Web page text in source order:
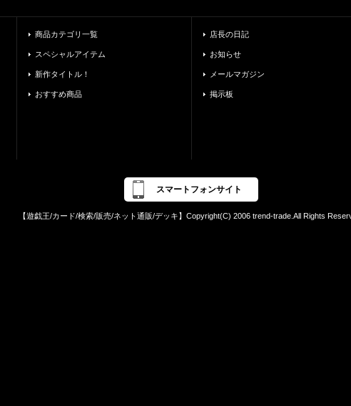
商品カテゴリ一覧
スペシャルアイテム
新作タイトル！
おすすめ商品
店長の日記
お知らせ
メールマガジン
掲示板
スマートフォンサイト
【遊戯王/カード/検索/販売/ネット通販/デッキ】Copyright(C) 2006 trend-trade.All Rights